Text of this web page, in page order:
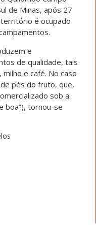
de Minas, após 27
é ocupado
e
de qualidade, tais
e café. No caso
pés do fruto, que,
sob a
boa”), tornou-se